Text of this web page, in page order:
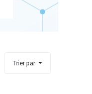
Trier par